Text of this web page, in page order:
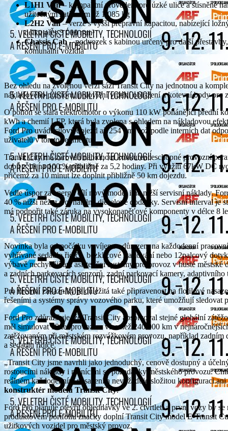
L1H1 Van– kompaktní provedení pro úzké ulice a stísněné
užitečným zatížením až 1 085 kg
L2H2 Van– verze s vyšší přepravní kapacitou, nabízející
délku přes 3 000 mm³
Chassis Cab– podvozek s kabinou určený pro další
komunální vozidla
Bez ohledu na zvolenou verzi sází Transit City na jednotnou a
nákladového prostoru, poloviční vnitřní obložení a kotevní body pro
O pohon se stará elektromotor o výkonu 110 kW pohánějící přední
kWh a chemií LFP, která byla zvolena s ohledem na nákladovou
Ford Pro uvádí cílový dojezd až 254 km, což podle interních dat
uživatelů v tomto segmentu.
Transit City má zároveň nabídnout konkurenceschopné provozní
dobít z 10 na 100 % přibližně za 5,2 hodiny. Při využití 67kW DC
přičemž za 10 minut lze doplnit přibližně 50 km dojezdu.
Vedle úspor za energii cílí nový model i na nižší servisní náklady.
40 % nižší než u srovnatelné dieselové dodávky. Servisní interval je
má podpořit také záruka na vysokonapěťové komponenty v délce 8
Novinka byla od počátku vyvíjena s důrazem na každodenní
vyhřívané sedadlo řidiče, bezklíčové startování nebo 12palcový
výbavě nechybějí ani asistenční systémy pro provoz v husté
a zadních parkovacích senzorů, zadní parkovací kamery,
Pro firemní zákazníky je důležitá také připravenost na flotilové
řešeními a systémy správy vozového parku, které umožňují
Ford Pro zdůrazňuje, že Transit City absolvoval stejné globální
měl simulovat 10 let provozu a více než 240 000 km v
zatěžovaným při městském rozvážkovém provozu, například
a sedadlu řidiče.
„Transit City jsme navrhli jako jednoduchý, cenově dostupný a
rostoucími náklady i měnícími se požadavky městského provozu.
reálném každodenním nasazení a nevyžaduje složitou konfiguraci
konstruktér modelu Transit City.
Ford Pro plánuje otevřít objednávky ve 2. čtvrtletí a první vozy by
produktovém portfoliu značky doplní Transit City model E-Transit
užitkových vozidel pro městský provoz.